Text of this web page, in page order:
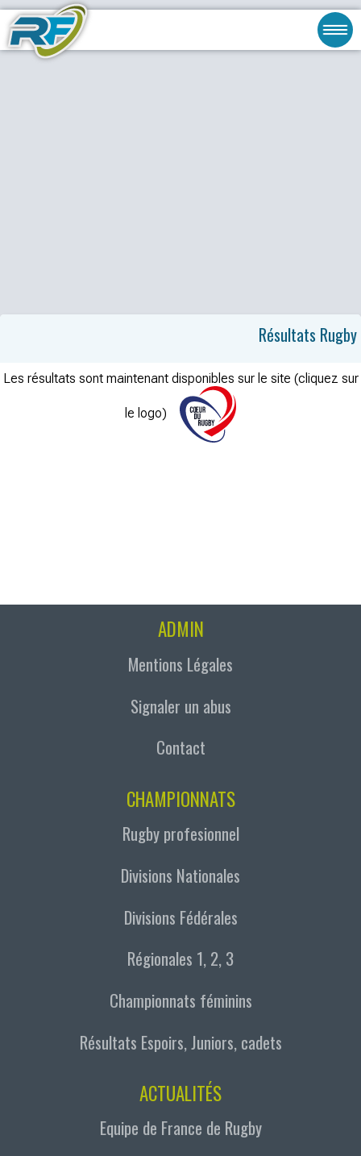
Résultats Rugby
Les résultats sont maintenant disponibles sur le site (cliquez sur
le logo)
ADMIN
Mentions Légales
Signaler un abus
Contact
CHAMPIONNATS
Rugby profesionnel
Divisions Nationales
Divisions Fédérales
Régionales 1, 2, 3
Championnats féminins
Résultats Espoirs, Juniors, cadets
ACTUALITÉS
Equipe de France de Rugby